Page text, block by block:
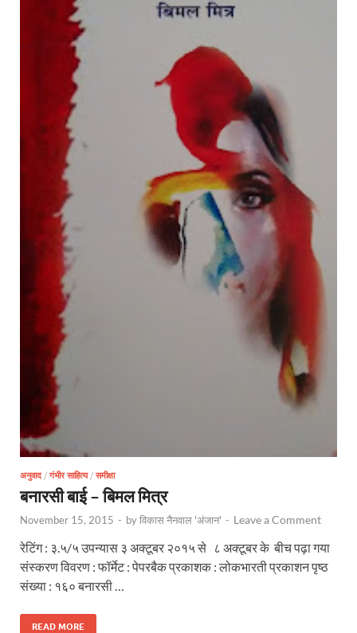
अनुवाद / गंभीर साहित्य/ समीक्षा
बनारसी बाई – बिमल मित्र
November 15, 2015 - byविकास नैनवाल 'अंजान' - Leave a Comment
रेटिंग : ३.५/५ उपन्यास ३ अक्टूबर २०१५ से ८ अक्टूबर के बीच पढ़ा गया
संस्करण विवरण : फॉर्मेट : पेपरबैक प्रकाशक : लोकभारती प्रकाशन पृष्ठ
संख्या : १६० बनारसी …
READ MORE